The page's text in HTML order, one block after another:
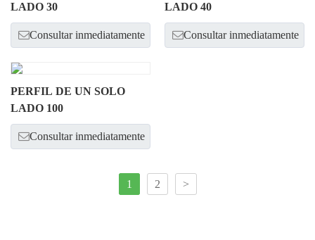
LADO 30
Consultar inmediatamente
LADO 40
Consultar inmediatamente
PERFIL DE UN SOLO
LADO 100
Consultar inmediatamente
1 2 >